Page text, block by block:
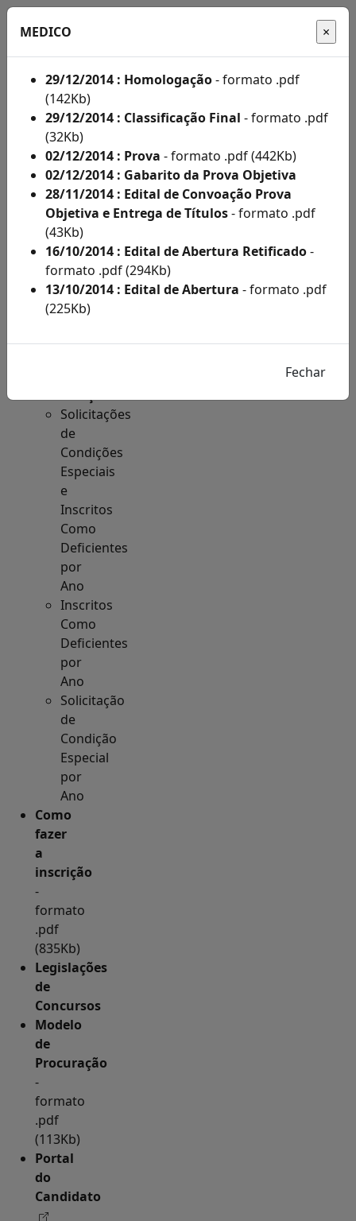
Início
Administração
Concursos
Concursos
Acompanhe
aqui
Solicitações
de
Condições
Especiais
e
Inscritos
Como
Deficientes
por
Ano
Inscritos
Como
Deficientes
por
Ano
Solicitação
de
Condição
Especial
por
Ano
Como
fazer
a
inscrição
-
formato
.pdf
(835Kb)
Legislações
de
Concursos
Modelo
de
Procuração
-
formato
.pdf
(113Kb)
Portal
do
Candidato
MEDICO
29/12/2014 : Homologação- formato .pdf
(142Kb)
29/12/2014 : Classificação Final - formato .pdf
(32Kb)
02/12/2014 : Prova - formato .pdf (442Kb)
02/12/2014 : Gabarito da Prova Objetiva
28/11/2014 : Edital de Convoação Prova
Objetiva e Entrega de Títulos- formato .pdf
(43Kb)
16/10/2014 : Edital de Abertura Retificado-
formato .pdf (294Kb)
13/10/2014 : Edital de Abertura - formato .pdf
(225Kb)